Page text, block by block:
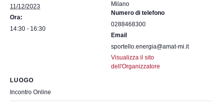
11/12/2023
Ora:
14:30 - 16:30
LUOGO
Incontro Online
Milano
Numero di telefono
0288468300
Email
sportello.energia@amat-mi.it
Visualizza il sito
dell'Organizzatore